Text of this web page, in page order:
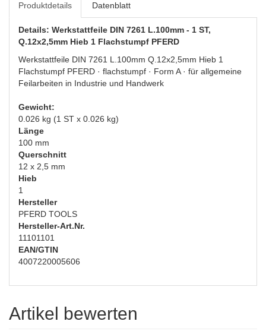
Produktdetails Datenblatt
Details: Werkstattfeile DIN 7261 L.100mm - 1 ST,
Q.12x2,5mm Hieb 1 Flachstumpf PFERD
Werkstattfeile DIN 7261 L.100mm Q.12x2,5mm Hieb 1
Flachstumpf PFERD · flachstumpf · Form A · für allgemeine
Feilarbeiten in Industrie und Handwerk
Gewicht:
0.026 kg (1 ST x 0.026 kg)
Länge
100 mm
Querschnitt
12 x 2,5 mm
Hieb
1
Hersteller
PFERD TOOLS
Hersteller-Art.Nr.
11101101
EAN/GTIN
4007220005606
Artikel bewerten